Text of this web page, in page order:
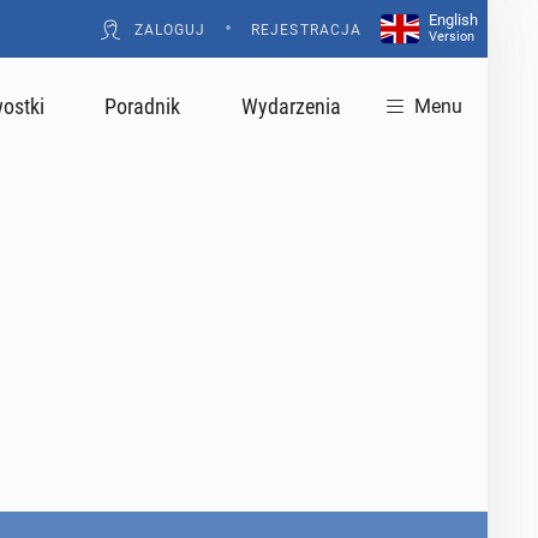
ZALOGUJ • REJESTRACJA
English
Version
Poradnik Wydarzenia Menu